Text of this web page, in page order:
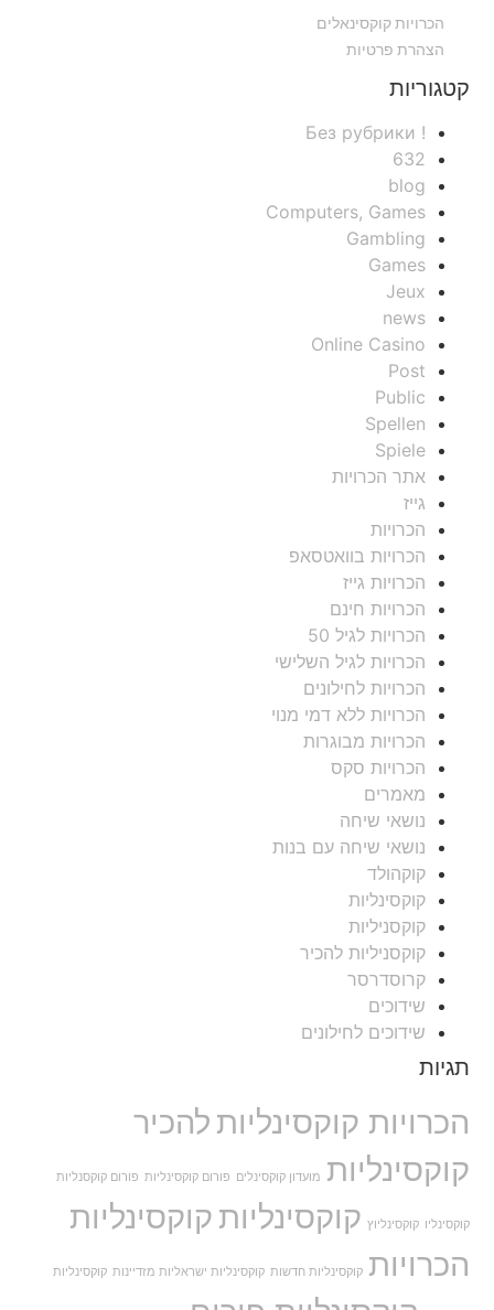
הכרויות קוקסינאלים
הצהרת פרטיות
קטגוריות
! Без рубрики
632
blog
Computers, Games
Gambling
Games
Jeux
news
Online Casino
Post
Public
Spellen
Spiele
אתר הכרויות
גייז
הכרויות
הכרויות בוואטסאפ
הכרויות גייז
הכרויות חינם
הכרויות לגיל 50
הכרויות לגיל השלישי
הכרויות לחילונים
הכרויות ללא דמי מנוי
הכרויות מבוגרות
הכרויות סקס
מאמרים
נושאי שיחה
נושאי שיחה עם בנות
קוקהולד
קוקסינליות
קוקסניליות
קוקסניליות להכיר
קרוסדרסר
שידוכים
שידוכים לחילונים
תגיות
הכרויות קוקסינליות להכיר
קוקסינליות מועדון קוקסינלים פורום קוקסינליות פורום קוקסנליות
קוקסינליו קוקסינליוץ קוקסינליות קוקסינליות
הכרויות קוקסינליות חדשות קוקסינליות ישראליות מזדיינות קוקסינליות